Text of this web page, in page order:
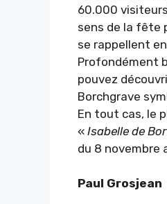
60.000
sens de la fête
se rappellent
Profondément
pouvez
Borchgrave
En tout cas, le
« Isabelle de
du 8 novembre
Paul Grosjean